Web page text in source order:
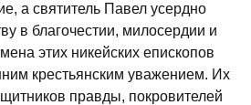
а святитель Павел усердно
в благочестии, милосердии и
этих никейских епископов
крестьянским уважением. Их
правды, покровителей